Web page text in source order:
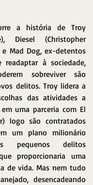
a história de Troy
Diesel (Christopher
Mad Dog, ex-detentos
à sociedade,
sobreviver são
delitos. Troy lidera a
das atividades a
uma parceria com El
logo são contratados
um plano milionário
pequenos delitos
proporcionaria uma
de vida. Mas nem tudo
desencadeando